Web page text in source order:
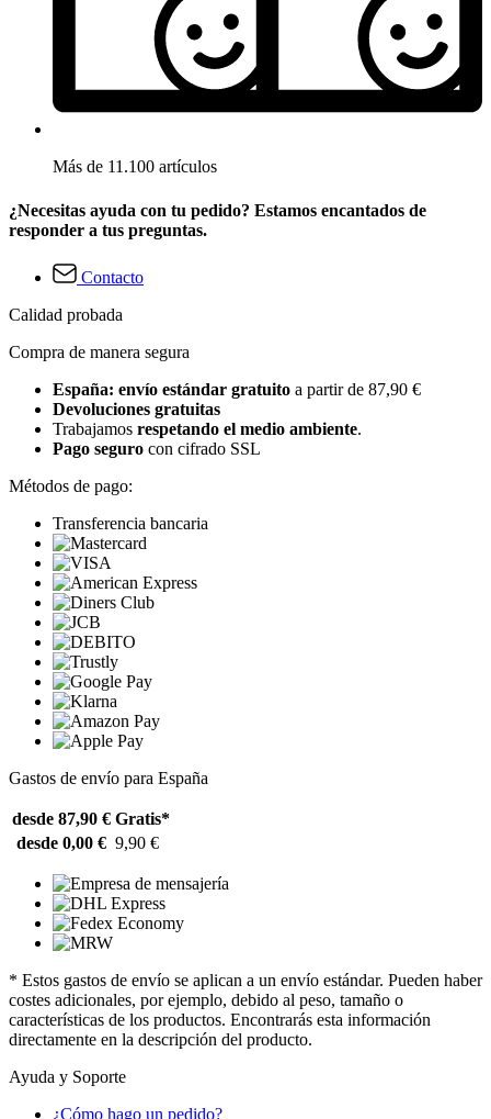
Más de 11.100 artículos
¿Necesitas ayuda con tu pedido? Estamos encantados de
responder a tus preguntas.
Contacto
Calidad probada
Compra de manera segura
España: envío estándar gratuito a partir de 87,90 €
Devoluciones gratuitas
Trabajamos respetando el medio ambiente.
Pago seguro con cifrado SSL
Métodos de pago:
Transferencia bancaria
Gastos de envío para España
desde 87,90 € Gratis*
desde 0,00 € 9,90 €
* Estos gastos de envío se aplican a un envío estándar. Pueden haber
costes adicionales, por ejemplo, debido al peso, tamaño o
características de los productos. Encontrarás esta información
directamente en la descripción del producto.
Ayuda y Soporte
¿Cómo hago un pedido?